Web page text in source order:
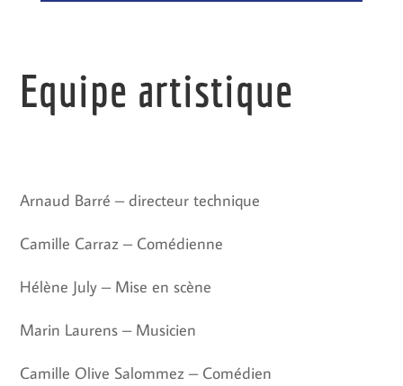
Equipe artistique
Arnaud Barré – directeur technique
Camille Carraz – Comédienne
Hélène July – Mise en scène
Marin Laurens – Musicien
Camille Olive Salommez – Comédien